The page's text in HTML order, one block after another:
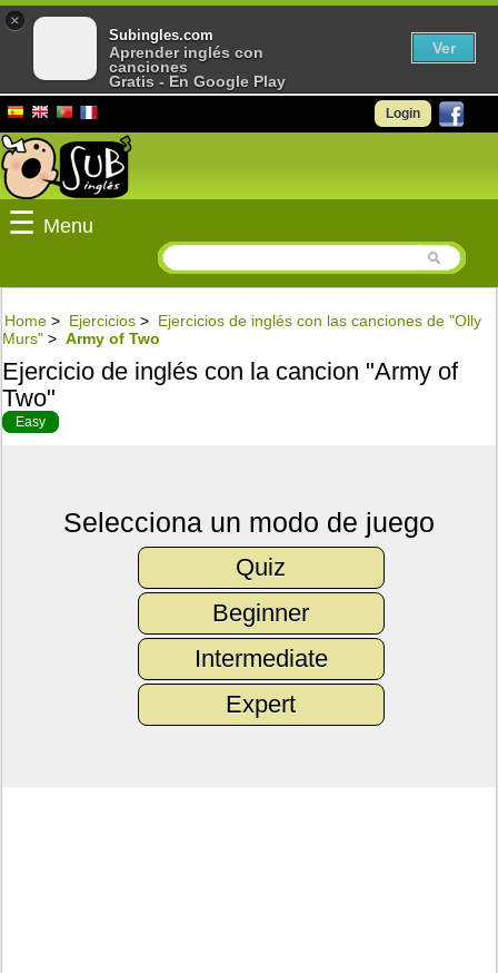
Login
☰ Menu
Home > Ejercicios > Ejercicios de inglés con las canciones de "Olly
Murs" > Army of Two
Ejercicio de inglés con la cancion "Army of
Two"
Easy
Selecciona un modo de juego
Quiz
Beginner
Intermediate
Expert
×
Subingles.com
Aprender inglés con
canciones
Gratis - En Google Play
Ver